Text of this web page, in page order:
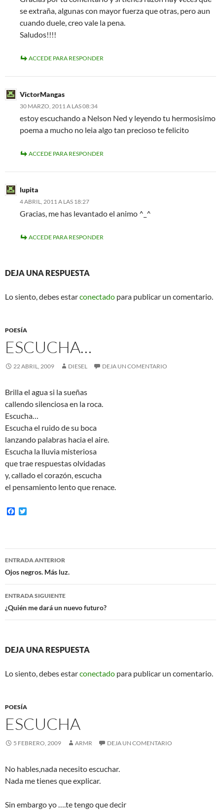
se extraña, algunas con mayor fuerza que otras, pero aun
cuando duele, creo vale la pena.
Saludos!!!!
ACCEDE PARA RESPONDER
VictorMangas
30 MARZO, 2011 A LAS 08:34
estoy escuchando a Nelson Ned y leyendo tu hermosisimo
poema a mucho no leia algo tan precioso te felicito
ACCEDE PARA RESPONDER
lupita
4 ABRIL, 2011 A LAS 18:27
Gracias, me has levantado el animo ^_^
ACCEDE PARA RESPONDER
DEJA UNA RESPUESTA
Lo siento, debes estarconectado para publicar un comentario.
POESÍA
ESCUCHA…
22 ABRIL, 2009 DIESEL DEJA UN COMENTARIO
Brilla el agua si la sueñas
callendo silenciosa en la roca.
Escucha…
Escucha el ruido de su boca
lanzando palabras hacia el aire.
Escucha la lluvia misteriosa
que trae respuestas olvidadas
y, callado el corazón, escucha
el pensamiento lento que renace.
F
o
o
e
r
Navegación
de
entradas
ENTRADA ANTERIOR
Ojos negros. Más luz.
ENTRADA SIGUIENTE
¿Quién me dará un nuevo futuro?
DEJA UNA RESPUESTA
Lo siento, debes estarconectado para publicar un comentario.
POESÍA
ESCUCHA
5 FEBRERO, 2009 ARMR DEJA UN COMENTARIO
No hables,nada necesito escuchar.
Nada me tienes que explicar.
Sin embargo yo ….te tengo que decir